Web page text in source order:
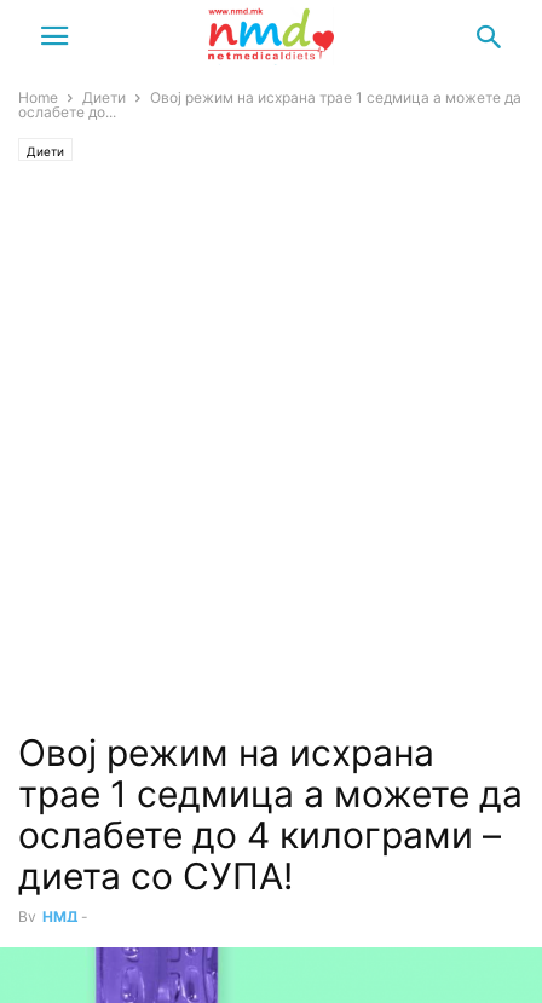
Home Диети
Овој режим на исхрана трае 1 седмица а можете да
ослабете до...
Диети
Овој режим на исхрана
трае 1 седмица а можете да
ослабете до 4 килограми –
диета со СУПА!
By НМД -